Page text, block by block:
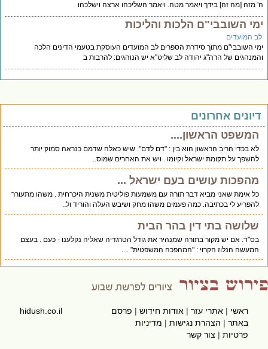
מזה [מה זה] בידך ויאמר מטה. ויאמר השליכהו ארצה וישלכהו
השובבי"ם הלכות והליכות
המועדים
השובבי"ם מתוך סידרת הספרים לב המועדים העוסקת בטעמי הדינים הלכה
של הרה"ג יהודה לב שליט"א יש הנוהגים: להרבות ב
אחרונים
המשפט הראשון....
לא בכדי הריב הראשון הוא בין : "דם לדם". שיש כאלה שדמם כנראה סמוק יותר
להשפך על תקומת ישראל וקיומו . ויש את האחרים שמוס..
מהפכות עושים בעם ישראל ...
כל אימת שאני מביא דבר תורה עם משמעות פוליטית משנית היכרחית . משהו מתעורר
להפריע לי בכתיבה. כמה פעמים משהו מחק ושיבש העלה והוריד ול..
שלושה בתי דין בהר הבית
בס"ד. אם יש מקור בתורה שמנהיר את גודל הטרגדיה שאליה נקלענו - כעם . בעצם
המעשה הנלוז הקרוי : "המהפכה המשפטית" . ..
ראשי|אתרי עזר|אודות חידוש|פרסם
באתר|הצהרת נגישות|מדיניות
פרטיות|צור קשר
hidush.co.il